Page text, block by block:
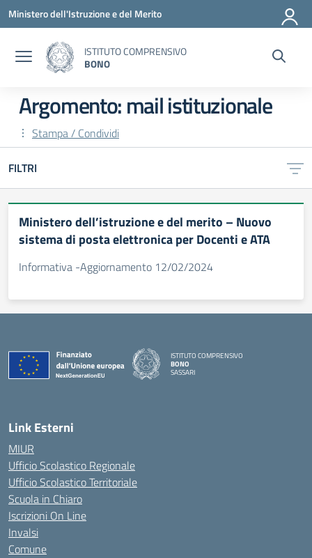
Vai ai contenuti
Vai al menu di navigazione
Vai al footer
Ministero dell'Istruzione e del Merito
ISTITUTO COMPRENSIVO
BONO
Argomento: mail istituzionale
Stampa / Condividi
FILTRI
Ministero dell’istruzione e del merito – Nuovo
sistema di posta elettronica per Docenti e ATA
Informativa -Aggiornamento 12/02/2024
ISTITUTO COMPRENSIVO
BONO
SASSARI
Link Esterni
MIUR
Ufficio Scolastico Regionale
Ufficio Scolastico Territoriale
Scuola in Chiaro
Iscrizioni On Line
Invalsi
Comune